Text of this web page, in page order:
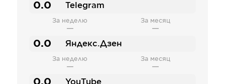
0.0 Telegram
За неделю
—
За месяц
—
0.0 Яндекс.Дзен
За неделю
—
За месяц
—
0.0 YouTube